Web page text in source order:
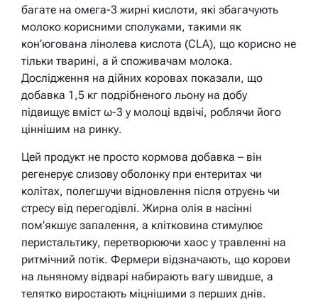
багате на омега-3 жирні кислоти, які збагачують
молоко корисними сполуками, такими як
кон’югована лінолева кислота (CLA), що корисно не
тільки тварині, а й споживачам молока.
Дослідження на дійних коровах показали, що
добавка 1,5 кг подрібненого льону на добу
підвищує вміст ω-3 у молоці вдвічі, роблячи його
ціннішим на ринку.
Цей продукт не просто кормова добавка – він
регенерує слизову оболонку при ентеритах чи
колітах, полегшучи відновлення після отруєнь чи
стресу від перегодівлі. Жирна олія в насінні
пом’якшує запалення, а клітковина стимулює
перистальтику, перетворюючи хаос у травленні на
ритмічний потік. Фермери відзначають, що корови
на льняному відварі набирають вагу швидше, а
телятко виростають міцнішими з перших днів.